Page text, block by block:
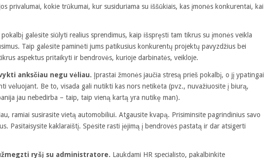
privalumai, kokie trūkumai, kur susiduriama su iššūkiais, kas įmonės konkurentai, kai
pokalbį galėsite siūlyti realius sprendimus, kaip išspręsti tam tikrus su įmonės veikla
Taip galėsite paminėti jums patikusius konkurentų projektų pavyzdžius bei
aspektus pritaikyti ir bendrovės, kurioje darbinatės, veikloje.
anksčiau negu vėliau. Įprastai žmonės jaučia stresą prieš pokalbį, o jį ypatingai
vėluojant. Be to, visada gali nutikti kas nors netikėta (pvz., nuvažiuosite į biurą,
jau nebedirba – taip, taip vieną kartą yra nutikę man).
ramiai susirasite vietą automobiliui. Atgausite kvapą. Prisiminsite pagrindinius savo
Pasitaisysite kaklaraištį. Spėsite rasti įėjimą į bendrovės pastatą ir dar atsigerti
ryšį su administratore. Laukdami HR specialisto, pakalbinkite